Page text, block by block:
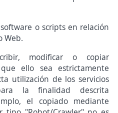
o scripts en relación
Web.
modificar o copiar
ello sea estrictamente
utilización de los servicios
la finalidad descrita
el copiado mediante